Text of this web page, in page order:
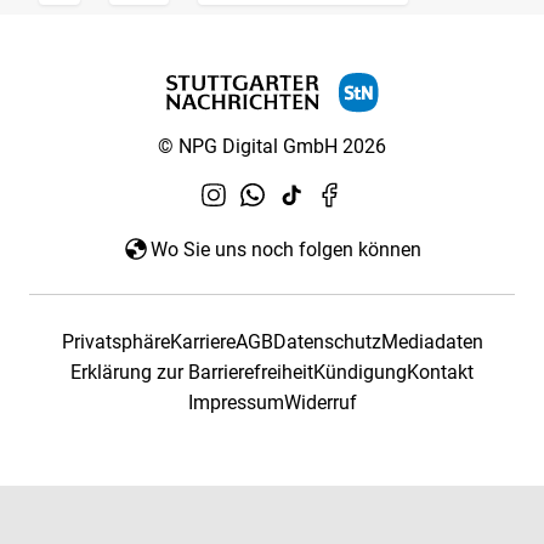
© NPG Digital GmbH 2026
Wo Sie uns noch folgen können
PrivatsphäreKarriereAGBDatenschutzMediadaten
Erklärung zur BarrierefreiheitKündigungKontakt
ImpressumWiderruf